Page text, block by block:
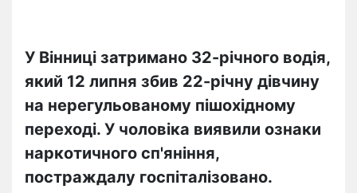
У Вінниці затримано 32-річного водія,
який 12 липня збив 22-річну дівчину
на нерегульованому пішохідному
переході. У чоловіка виявили ознаки
наркотичного сп'яніння,
постраждалу госпіталізовано.